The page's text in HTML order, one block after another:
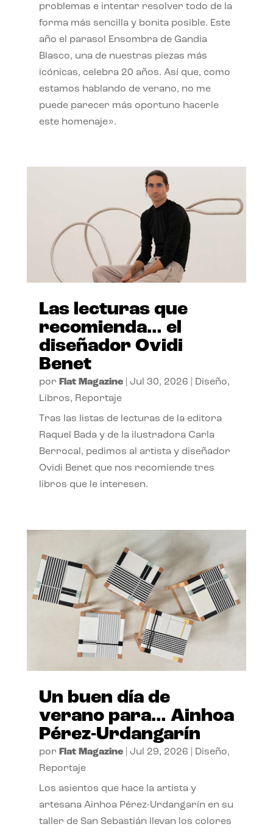
problemas e intentar resolver todo de la
forma más sencilla y bonita posible. Este
año el parasol Ensombra de Gandia
Blasco, una de nuestras piezas más
icónicas, celebra 20 años. Así que, como
estamos hablando de verano, no me
puede parecer más oportuno hacerle
este homenaje».
Las lecturas que
recomienda… el
diseñador Ovidi
Benet
por Flat Magazine| Jul 30, 2026 Diseño,
Libros, Reportaje
Tras las listas de lecturas de la editora
Raquel Bada y de la ilustradora Carla
Berrocal, pedimos al artista y diseñador
Ovidi Benet que nos recomiende tres
libros que le interesen.
Un buen día de
verano para… Ainhoa
Pérez-Urdangarín
por Flat Magazine| Jul 29, 2026 Diseño,
Reportaje
Los asientos que hace la artista y
artesana Ainhoa Pérez-Urdangarín en su
taller de San Sebastián llevan los colores